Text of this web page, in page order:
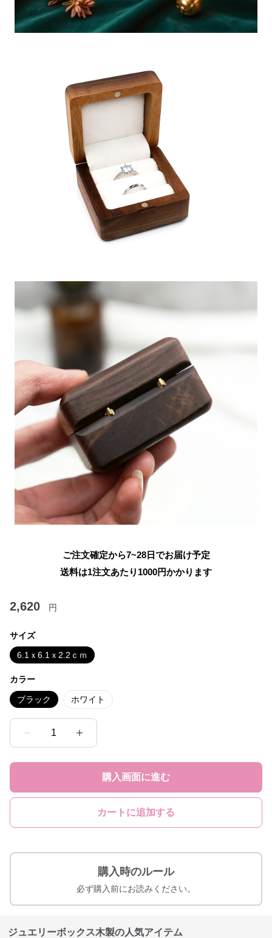
ご注文確定から7~28日でお届け予定
送料は1注文あたり 1000円かかります
2,620 円
サイズ
6.1ｘ6.1ｘ2.2ｃｍ
カラー
ブラック ホワイト
1
購入画面に進む
カートに追加する
購入時のルール
必ず購入前にお読みください。
ジュエリーボックス木製の人気アイテム